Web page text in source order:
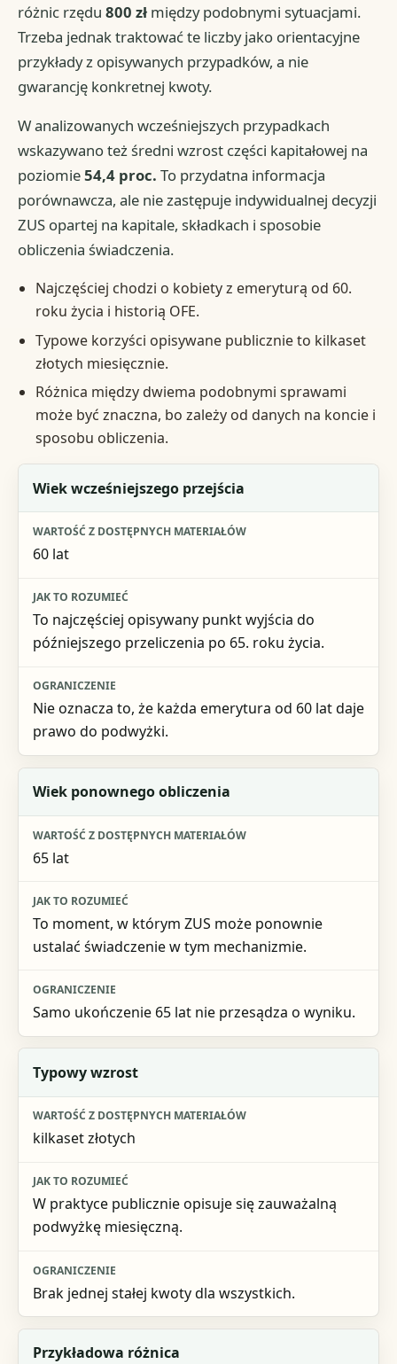
różnic rzędu800 zł między podobnymi sytuacjami.
Trzeba jednak traktować te liczby jako orientacyjne
przykłady z opisywanych przypadków, a nie
gwarancję konkretnej kwoty.
W analizowanych wcześniejszych przypadkach
wskazywano też średni wzrost części kapitałowej na
poziomie54,4 proc. To przydatna informacja
porównawcza, ale nie zastępuje indywidualnej decyzji
ZUS opartej na kapitale, składkach i sposobie
obliczenia świadczenia.
Najczęściej chodzi o kobiety z emeryturą od 60.
roku życia i historią OFE.
Typowe korzyści opisywane publicznie to kilkaset
złotych miesięcznie.
Różnica między dwiema podobnymi sprawami
może być znaczna, bo zależy od danych na koncie i
sposobu obliczenia.
Element
Wartość z dostępnych materiałów
Ograniczenie
Wiek wcześniejszego przejścia
60 lat
To najczęściej opisywany punkt wyjścia do
późniejszego przeliczenia po 65. roku życia.
Nie oznacza to, że każda emerytura od 60 lat daje
prawo do podwyżki.
Wiek ponownego obliczenia
65 lat
To moment, w którym ZUS może ponownie
ustalać świadczenie w tym mechanizmie.
Samo ukończenie 65 lat nie przesądza o wyniku.
Typowy wzrost
kilkaset złotych
W praktyce publicznie opisuje się zauważalną
podwyżkę miesięczną.
Brak jednej stałej kwoty dla wszystkich.
Przykładowa różnica